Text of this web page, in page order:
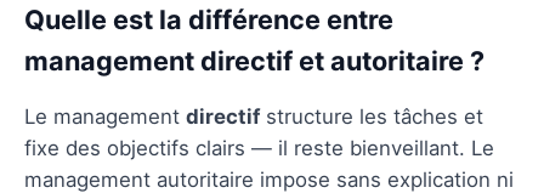
Quelle est la différence entre
management directif et autoritaire ?
Le management directifstructure les tâches et
fixe des objectifs clairs — il reste bienveillant. Le
management autoritaire impose sans explication ni